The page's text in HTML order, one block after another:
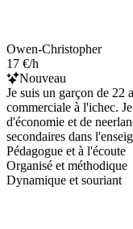
Owen-Christopher
17 €/h
Nouveau
Je suis un garçon de 22
commerciale à l'ichec.
d'économie et de
secondaires dans
Pédagogue et à l'écoute
Organisé et méthodique
Dynamique et souriant